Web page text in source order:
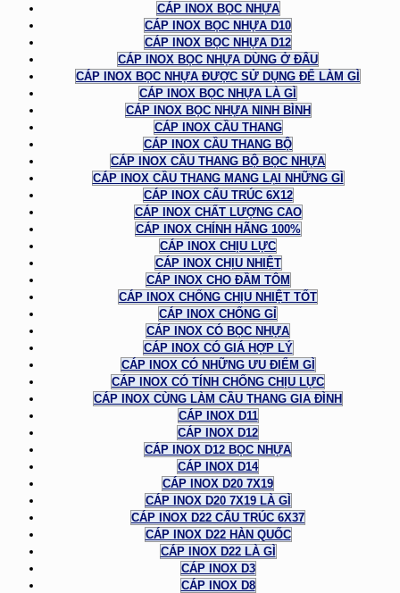
CÁP INOX BỌC NHỰA
CÁP INOX BỌC NHỰA D10
CÁP INOX BỌC NHỰA D12
CÁP INOX BỌC NHỰA DÙNG Ở ĐÂU
CÁP INOX BỌC NHỰA ĐƯỢC SỬ DỤNG ĐỂ LÀM GÌ
CÁP INOX BỌC NHỰA LÀ GÌ
CÁP INOX BỌC NHỰA NINH BÌNH
CÁP INOX CẦU THANG
CÁP INOX CẦU THANG BỘ
CÁP INOX CẦU THANG BỘ BỌC NHỰA
CÁP INOX CẦU THANG MANG LẠI NHỮNG GÌ
CÁP INOX CẤU TRÚC 6X12
CÁP INOX CHẤT LƯỢNG CAO
CÁP INOX CHÍNH HÃNG 100%
CÁP INOX CHỊU LỰC
CÁP INOX CHỊU NHIỆT
CÁP INOX CHO ĐẦM TÔM
CÁP INOX CHỐNG CHỊU NHIỆT TỐT
CÁP INOX CHỐNG GỈ
CÁP INOX CÓ BỌC NHỰA
CÁP INOX CÓ GIÁ HỢP LÝ
CÁP INOX CÓ NHỮNG ƯU ĐIỂM GÌ
CÁP INOX CÓ TÍNH CHỐNG CHỊU LỰC
CÁP INOX CÙNG LÀM CẦU THANG GIA ĐÌNH
CÁP INOX D11
CÁP INOX D12
CÁP INOX D12 BỌC NHỰA
CÁP INOX D14
CÁP INOX D20 7X19
CÁP INOX D20 7X19 LÀ GÌ
CÁP INOX D22 CẤU TRÚC 6X37
CÁP INOX D22 HÀN QUỐC
CÁP INOX D22 LÀ GÌ
CÁP INOX D3
CÁP INOX D8